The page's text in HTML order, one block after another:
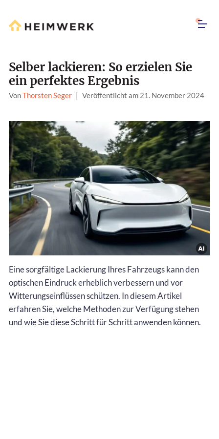
Selber lackieren: So erzielen Sie
ein perfektes Ergebnis
VonThorsten Seger | Veröffentlicht am 21. November 2024
Eine sorgfältige Lackierung Ihres Fahrzeugs kann den
optischen Eindruck erheblich verbessern und vor
Witterungseinflüssen schützen. In diesem Artikel
erfahren Sie, welche Methoden zur Verfügung stehen
und wie Sie diese Schritt für Schritt anwenden können.